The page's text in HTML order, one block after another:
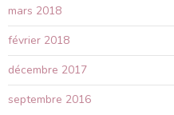
mars 2018
février 2018
décembre 2017
septembre 2016